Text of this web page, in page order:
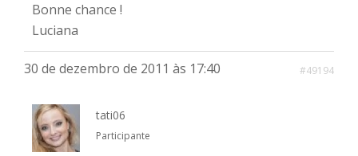
Bonne chance !
Luciana
30 de dezembro de 2011 às 17:40 #49194
tati06
Participante